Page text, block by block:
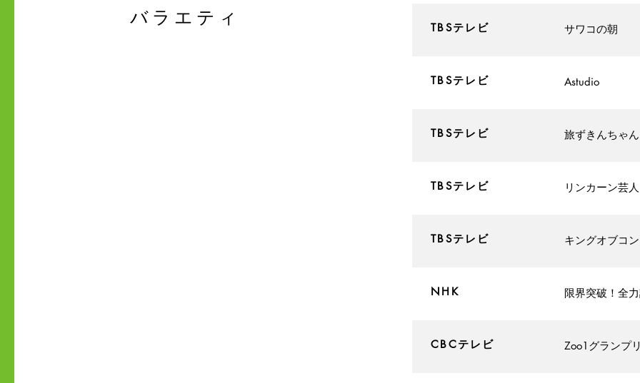
​バラエティ ​TBSテレビ ​サワコの朝
​TBSテレビ ​Astudio
​TBSテレビ ​旅ずきんちゃん
​TBSテレビ リンカーン芸
​TBSテレビ キングオブコ
​NHK 限界突破！全
CBCテレビ Zoo1グランプ